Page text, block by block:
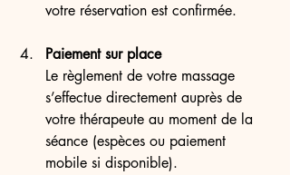
votre réservation est confirmée.
Paiement sur place
Le règlement de votre massage
s’effectue directement auprès de
votre thérapeute au moment de la
séance (espèces ou paiement
mobile si disponible).